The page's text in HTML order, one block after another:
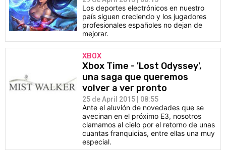
Los deportes electrónicos en nuestro
país siguen creciendo y los jugadores
profesionales españoles no dejan de
mejorar.
XBOX
Xbox Time - 'Lost Odyssey',
una saga que queremos
volver a ver pronto
25 de April 2015 | 08:55
Ante el aluvión de novedades que se
avecinan en el próximo E3, nosotros
clamamos al cielo por el retorno de unas
cuantas franquicias, entre ellas una muy
especial.